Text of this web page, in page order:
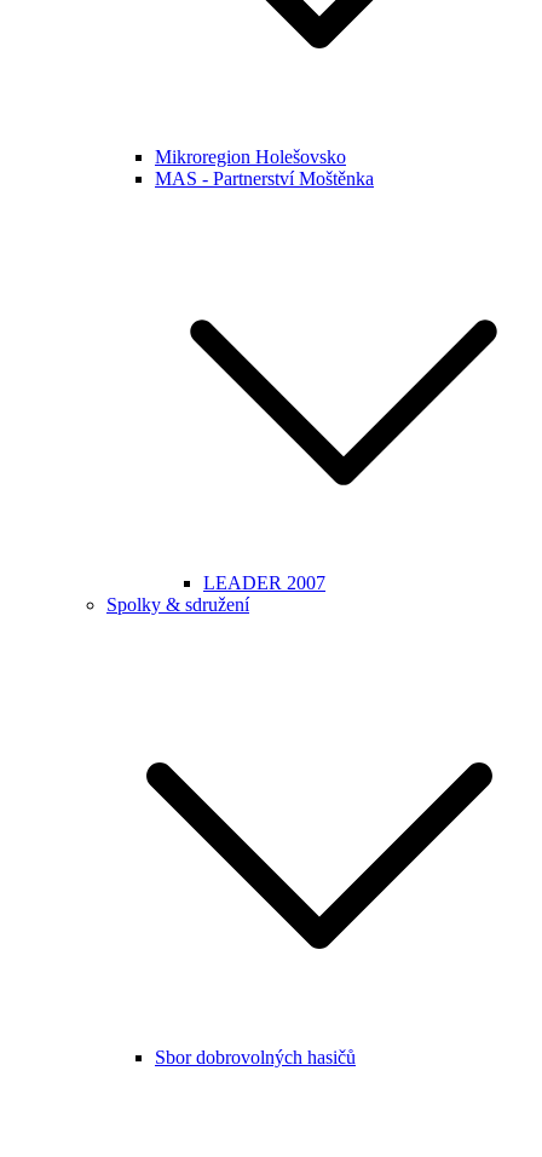
Mikroregion Holešovsko
MAS - Partnerství Moštěnka
LEADER 2007
Spolky & sdružení
Sbor dobrovolných hasičů